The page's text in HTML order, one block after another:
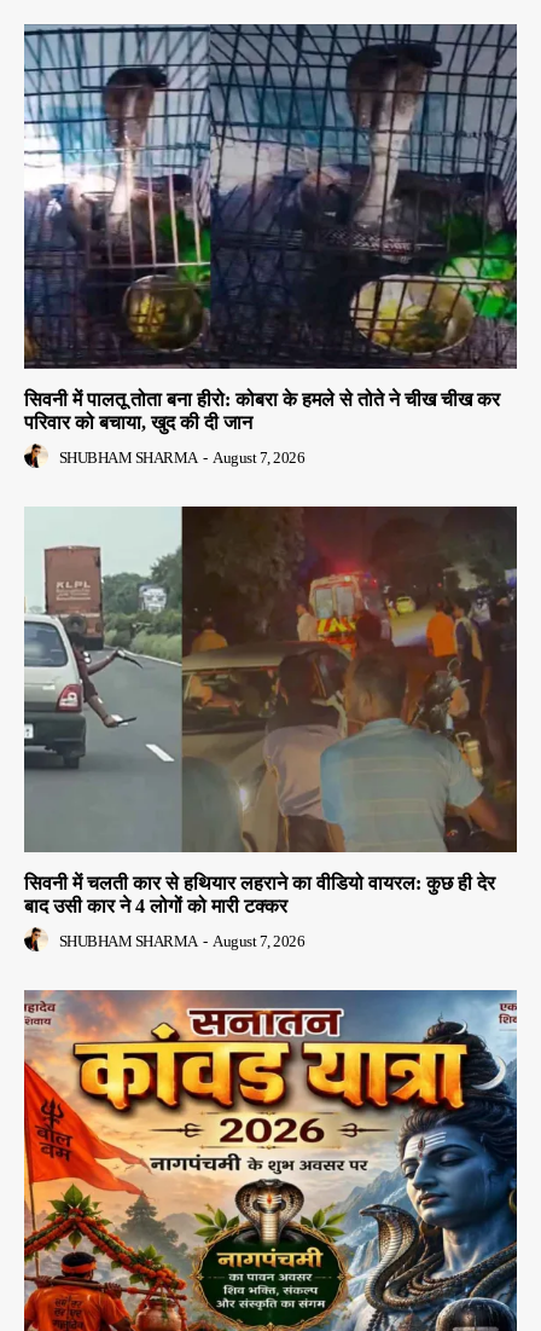
सिवनी में पालतू तोता बना हीरो: कोबरा के हमले से तोते ने चीख चीख कर
परिवार को बचाया, खुद की दी जान
SHUBHAM SHARMA - August 7, 2026
सिवनी में चलती कार से हथियार लहराने का वीडियो वायरल: कुछ ही देर
बाद उसी कार ने 4 लोगों को मारी टक्कर
SHUBHAM SHARMA - August 7, 2026